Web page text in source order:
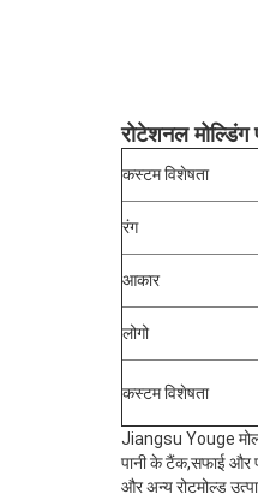
रोटेशनल
कस्टम विशेषता
रंग
आकार
लोगो
कस्टम विशेषता
Jiangsu Youge
पानी के टैंक,सफाई और
और अन्य रोटमोल्ड